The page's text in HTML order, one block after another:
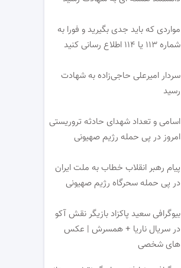
مواردی که باید جدی بگیرید و فورا به
شماره ۱۱۳ یا ۱۱۴ اطلاع رسانی کنید
سردار امیرعلی حاجی‌زاده به شهادت
رسید
اسامی و تعداد شهدای حادثه تروریستی
امروز در پی حمله رژیم صهیونی
پیام رهبر انقلاب خطاب به ملت ایران
در پی حمله سحرگاه رژیم صهیونی
بیوگرافی سعید پاکزاد بازیگر نقش آکو
در سریال ناریا + همسرش | عکس
های شخصی